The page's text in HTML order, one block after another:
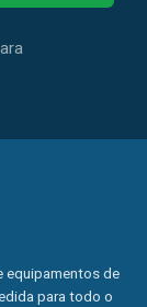
equipamentos de
para todo o